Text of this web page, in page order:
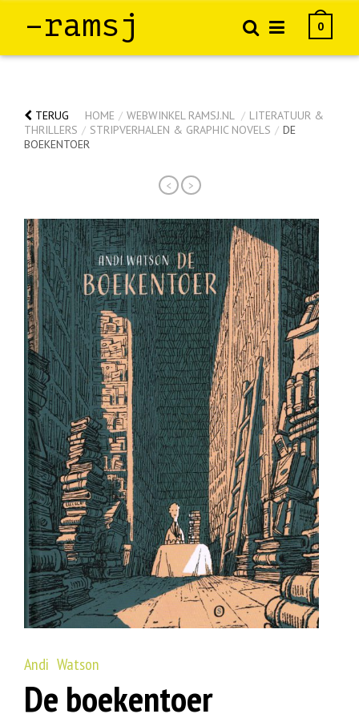
–ramsj 0
TERUG HOME / WEBWINKEL RAMSJ.NL / LITERATUUR &
THRILLERS / STRIPVERHALEN & GRAPHIC NOVELS / DE
BOEKENTOER
< >
Andi Watson
De boekentoer